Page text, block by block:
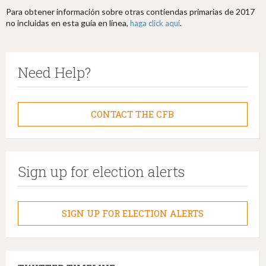
Para obtener información sobre otras contiendas primarias de 2017
no incluidas en esta guía en línea, haga click aquí.
Need Help?
CONTACT THE CFB
Sign up for election alerts
SIGN UP FOR ELECTION ALERTS